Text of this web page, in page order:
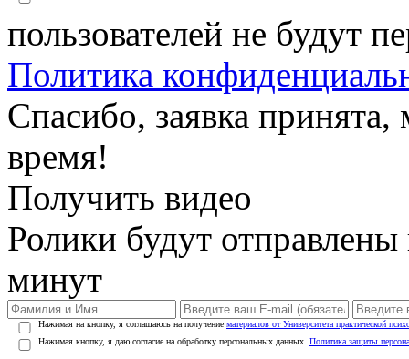
пользователей не будут
Политика
Спасибо, заявка
время!
Получить видео
Ролики будут
минут
Нажимая на кнопку, я соглашаюсь на получение материалов от Университета практической
Нажимая кнопку, я даю согласие на обработку персональных данных. Политика защиты